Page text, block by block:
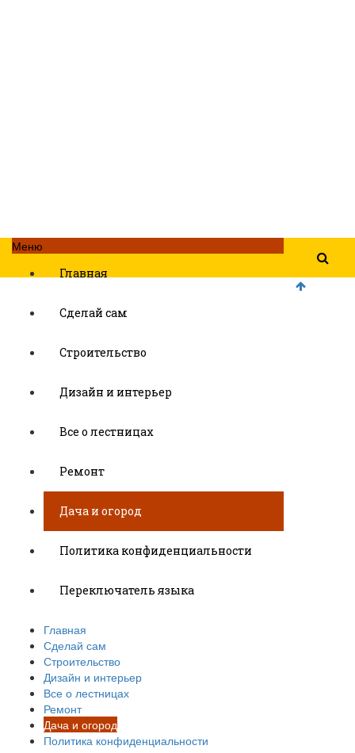
Меню
Главная
Сделай сам
Строительство
Дизайн и интерьер
Все о лестницах
Ремонт
Дача и огород
Политика конфиденциальности
Переключатель языка
Главная
Сделай сам
Строительство
Дизайн и интерьер
Все о лестницах
Ремонт
Дача и огород
Политика конфиденциальности